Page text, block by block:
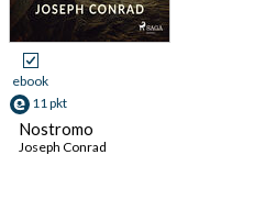
ebook
11 pkt
Nostromo
Joseph Conrad